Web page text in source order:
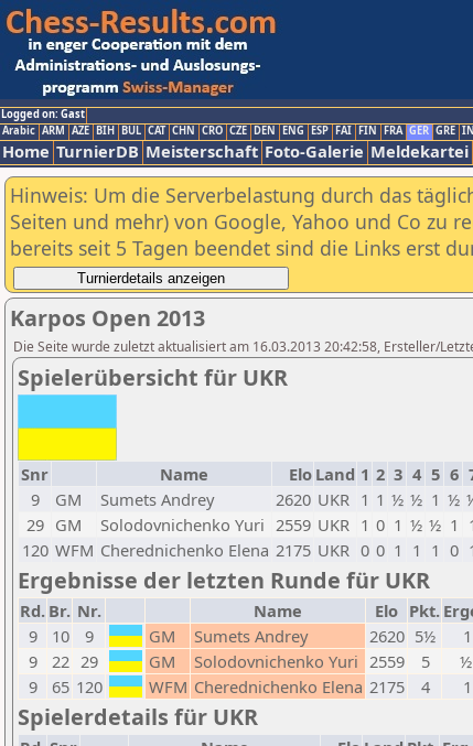
Logged on: Gast
Arabic ARM AZE BIH BUL CAT CHN CRO CZE DEN ENG ESP FAI FIN FRA GER GRE
Home TurnierDB Meisterschaft Foto-Galerie Meldekartei
Hinweis: Um die Serverbelastung durch das
Seiten und mehr) von Google, Yahoo und Co zu
bereits seit 5 Tagen beendet sind die Links erst
Karpos Open 2013
Die Seite wurde zuletzt aktualisiert am 16.03.2013 20:42:58, Ersteller/
Spielerübersicht für UKR
Snr Name Elo Land 1 2 3 4 5 6
9
GM Sumets Andrey 2620 UKR 1 1 ½ ½ 1 ½
29 GM Solodovnichenko Yuri 2559 UKR 1 0 1 ½ ½ 1
120 WFM Cherednichenko Elena 2175 UKR 0 0 1 1 1 0
Ergebnisse der letzten Runde für UKR
Rd. Br. Nr. Name Elo Pkt.
9
10 9 GM Sumets Andrey 2620 5½
9
22 29 GM Solodovnichenko Yuri 2559 5
9
65 120 WFM Cherednichenko Elena 2175 4
Spielerdetails für UKR